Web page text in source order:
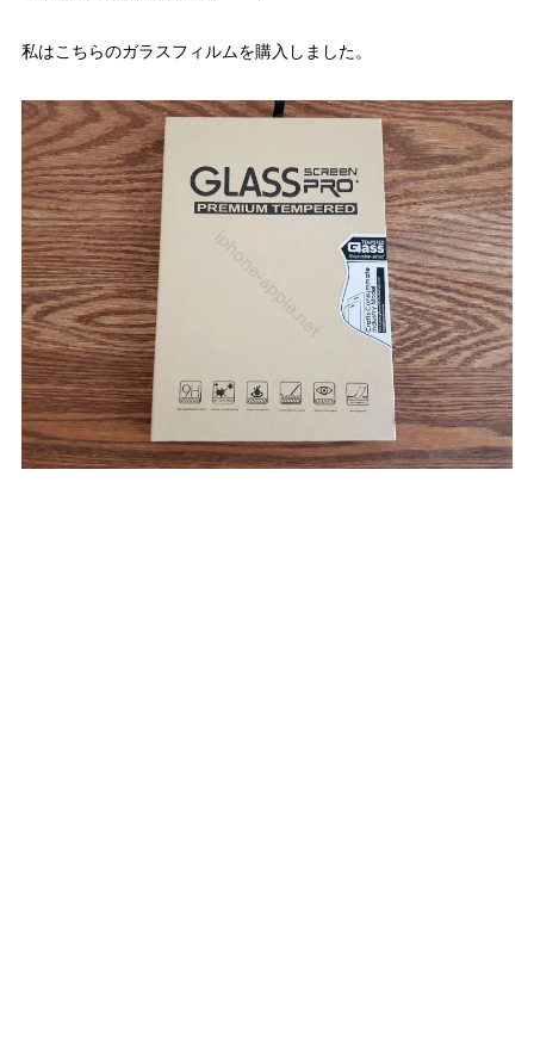
私はこちらのガラスフィルムを購入しました。